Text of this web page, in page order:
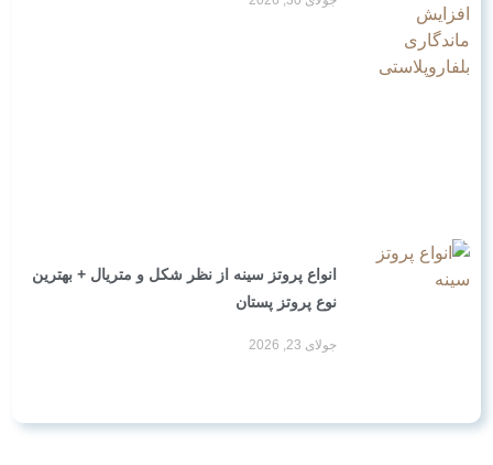
انواع پروتز سینه از نظر شکل و متریال + بهترین
نوع پروتز پستان
جولای 23, 2026